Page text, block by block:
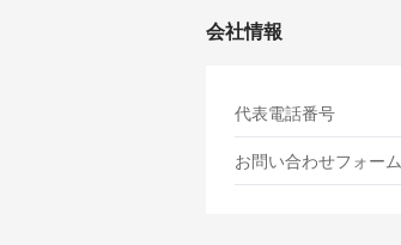
会社情報
代表電話番号
お問い合わせフォーム